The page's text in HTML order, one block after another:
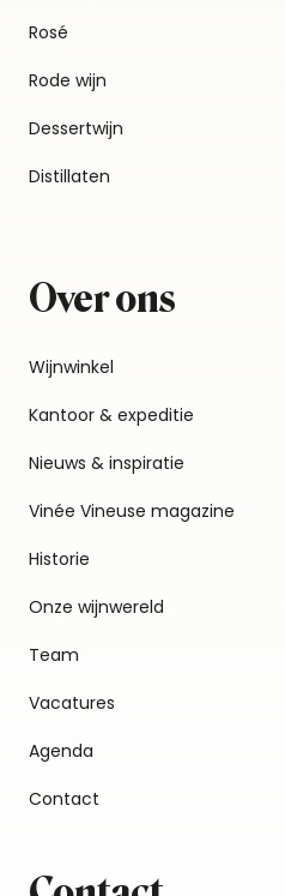
Rosé
Rode wijn
Dessertwijn
Distillaten
Over ons
Wijnwinkel
Kantoor & expeditie
Nieuws & inspiratie
Vinée Vineuse magazine
Historie
Onze wijnwereld
Team
Vacatures
Agenda
Contact